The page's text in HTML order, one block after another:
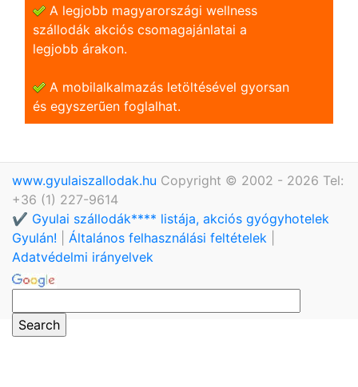
A legjobb magyarországi wellness
szállodák akciós csomagajánlatai a
legjobb árakon.
A mobilalkalmazás letöltésével gyorsan
és egyszerũen foglalhat.
www.gyulaiszallodak.hu Copyright © 2002 - 2026 Tel:
+36 (1) 227-9614
✔️ Gyulai szállodák**** listája, akciós gyógyhotelek
Gyulán!
Általános felhasználási feltételek
Adatvédelmi irányelvek